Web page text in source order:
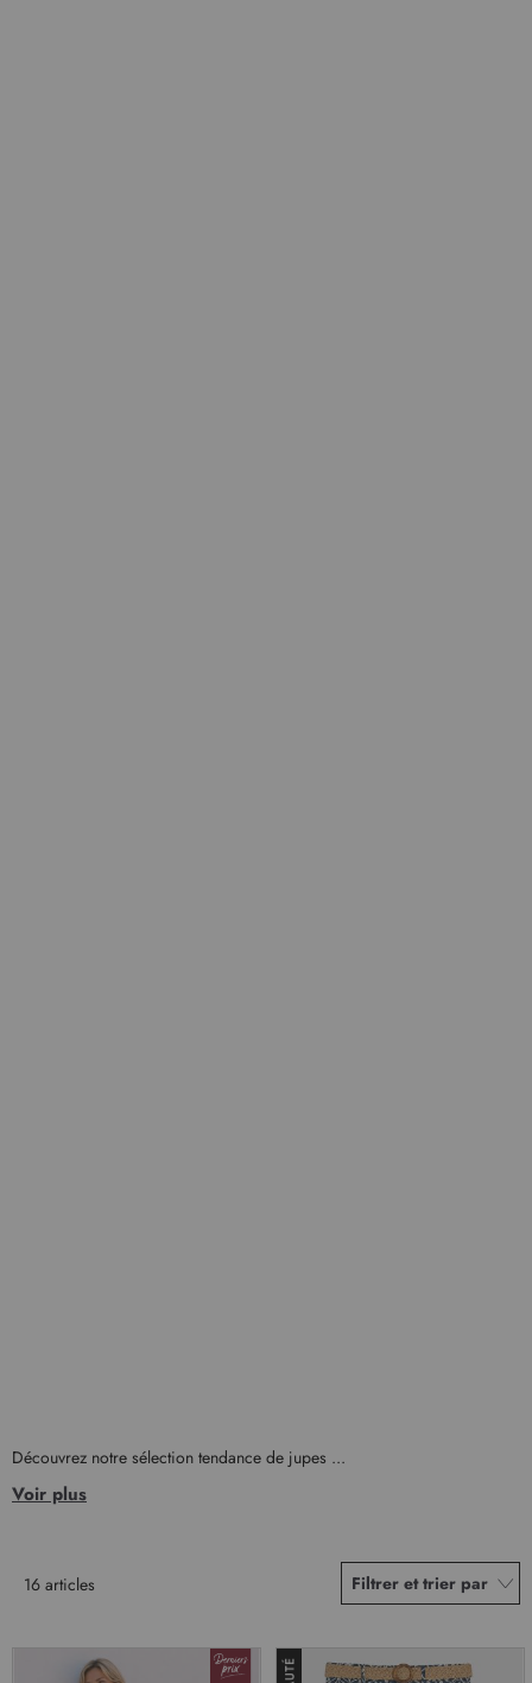
Découvrez notre sélection tendance de jupes ...
Voir plus
16 articles Filtrer et trier par